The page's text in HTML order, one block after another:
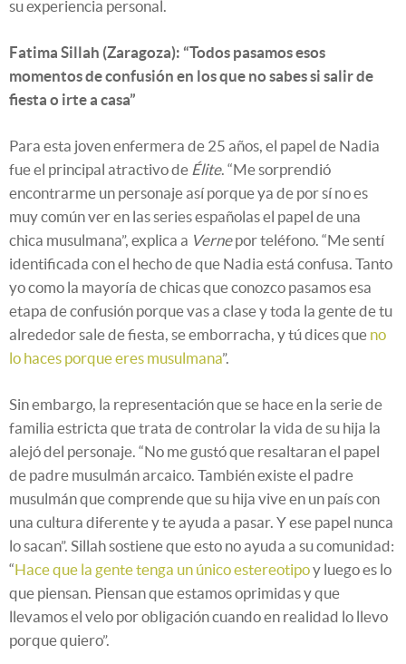
su experiencia personal.
Fatima Sillah (Zaragoza): “Todos pasamos esos
momentos de confusión en los que no sabes si salir de
fiesta o irte a casa”
Para esta joven enfermera de 25 años, el papel de Nadia
fue el principal atractivo de Élite. “Me sorprendió
encontrarme un personaje así porque ya de por sí no es
muy común ver en las series españolas el papel de una
chica musulmana”, explica a Vernepor teléfono. “Me sentí
identificada con el hecho de que Nadia está confusa. Tanto
yo como la mayoría de chicas que conozco pasamos esa
etapa de confusión porque vas a clase y toda la gente de tu
alrededor sale de fiesta, se emborracha, y tú dices que no
lo haces porque eres musulmana”.
Sin embargo, la representación que se hace en la serie de
familia estricta que trata de controlar la vida de su hija la
alejó del personaje. “No me gustó que resaltaran el papel
de padre musulmán arcaico. También existe el padre
musulmán que comprende que su hija vive en un país con
una cultura diferente y te ayuda a pasar. Y ese papel nunca
lo sacan”. Sillah sostiene que esto no ayuda a su comunidad:
“Hace que la gente tenga un único estereotipoy luego es lo
que piensan. Piensan que estamos oprimidas y que
llevamos el velo por obligación cuando en realidad lo llevo
porque quiero”.